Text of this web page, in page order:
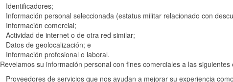
Identificadores;
Información personal seleccionada (estatus militar relacionado con
Información comercial;
Actividad de internet o de otra red similar;
Datos de geolocalización; e
Información profesional o laboral.
Revelamos su información personal con fines comerciales a las
Proveedores de servicios que nos ayudan a mejorar su experiencia